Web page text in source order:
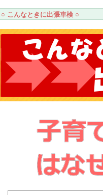
○ こんなときに出張車検 ○